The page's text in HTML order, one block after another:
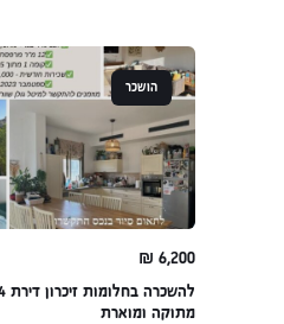
הושכר
6,200
₪
מתוקה ומוארת